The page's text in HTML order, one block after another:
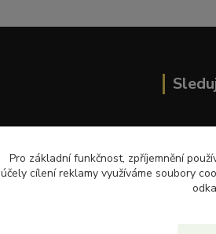
Přečtěte
Pro základní funkčnost, zpříjemnění
účely cílení reklamy využíváme soubory